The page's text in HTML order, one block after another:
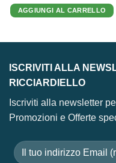
originale attuale
AGGIUNGI AL CARRELLO
ISCRIVITI ALLA
RICCIARDIELLO
Iscriviti alla newsletter
Promozioni e Offerte